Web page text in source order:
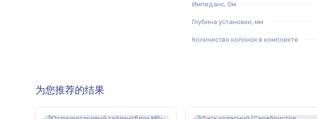
Импеданс, Ом
Глубина установки, мм
Количество колонок в комплекте
为您推荐的结果